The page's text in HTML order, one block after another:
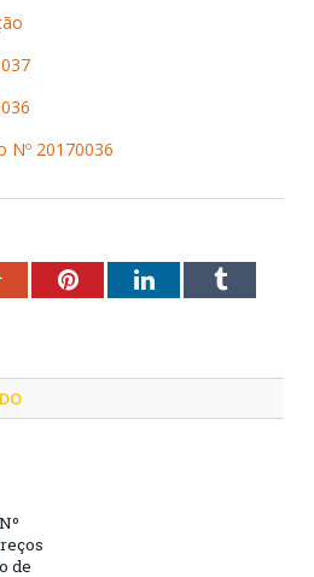
Nº 20170036
Google+PinterestLinkedInTumblr
de